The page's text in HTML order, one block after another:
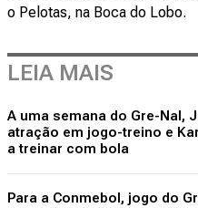
o Pelotas, na Boca do Lobo.
LEIA MAIS
A uma semana do Gre-Nal,
atração em jogo-treino e
a treinar com bola
Para a Conmebol, jogo do